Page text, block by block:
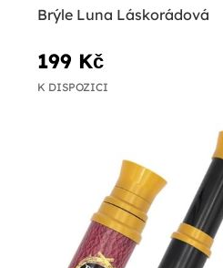
Brýle Luna Láskorádová
199 Kč
K DISPOZICI